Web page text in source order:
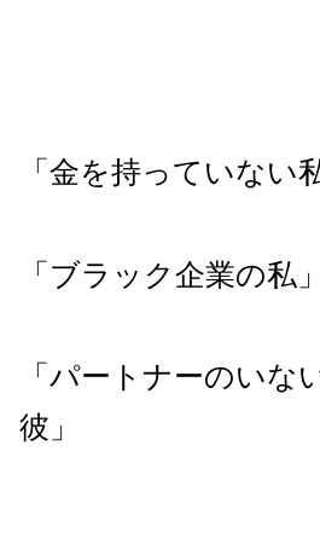
「金を持っていない
「ブラック企業の私
「パートナーのいな
彼」